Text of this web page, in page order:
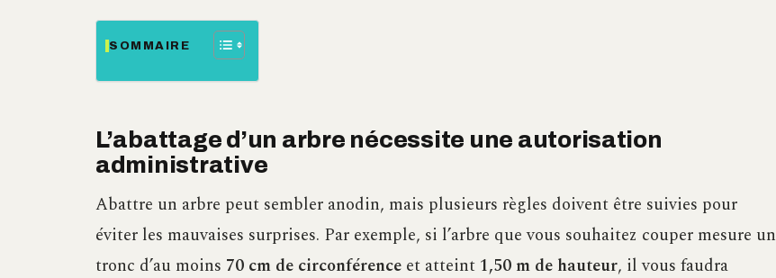
SOMMAIRE
L’abattage d’un arbre nécessite une autorisation
administrative
Abattre un arbre peut sembler anodin, mais plusieurs règles doivent être suivies pour
éviter les mauvaises surprises. Par exemple, si l’arbre que vous souhaitez couper mesure un
tronc d’au moins 70 cm de circonférence et atteint 1,50 m de hauteur, il vous faudra